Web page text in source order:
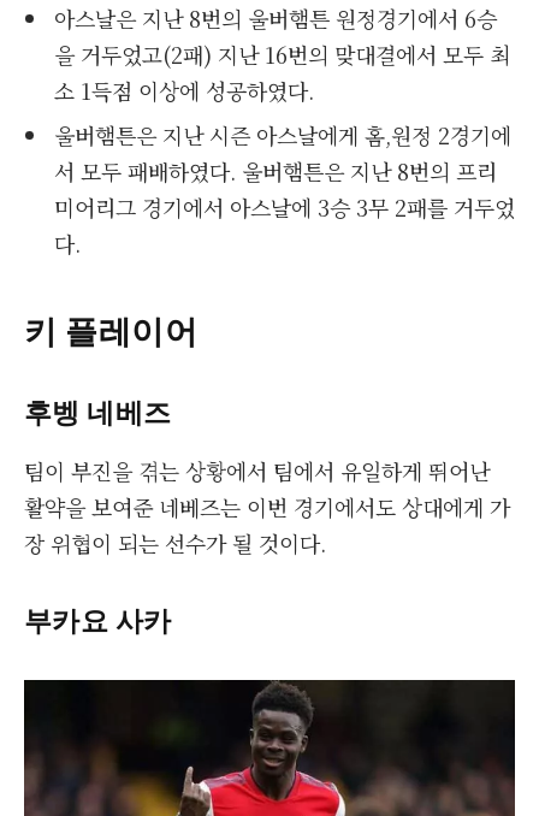
아스날은 지난 8번의 울버햄튼 원정경기에서 6승
을 거두었고(2패) 지난 16번의 맞대결에서 모두 최
소 1득점 이상에 성공하였다.
울버햄튼은 지난 시즌 아스날에게 홈,원정 2경기에
서 모두 패배하였다. 울버햄튼은 지난 8번의 프리
미어리그 경기에서 아스날에 3승 3무 2패를 거두었
다.
키 플레이어
후벵 네베즈
팀이 부진을 겪는 상황에서 팀에서 유일하게 뛰어난
활약을 보여준 네베즈는 이번 경기에서도 상대에게 가
장 위협이 되는 선수가 될 것이다.
부카요 사카